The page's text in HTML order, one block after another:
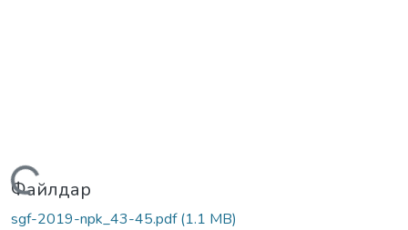
Жүктеу...
Файлдар
sgf-2019-npk_43-45.pdf(1.1 MB)